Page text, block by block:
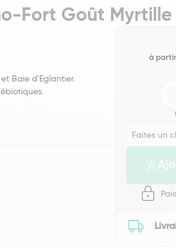
Fort Goût Myrtille
Baie d'Eglantier.
à